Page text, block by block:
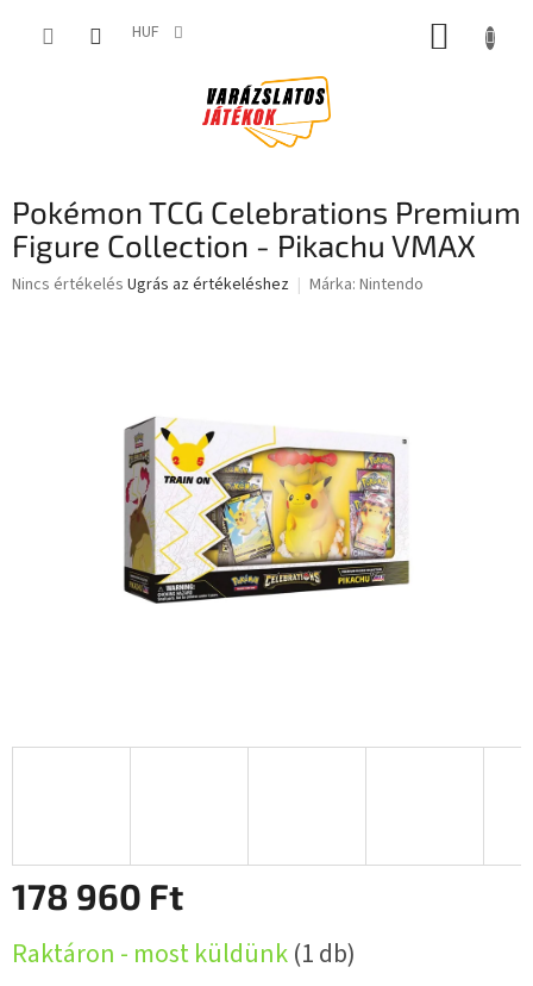
HUF KOSÁR
Pokémon TCG Celebrations Premium
Figure Collection - Pikachu VMAX
A
Nincs értékelés Ugrás az értékeléshez Márka: Nintendo
178 960 Ft
Raktáron - most küldünk(1 db)